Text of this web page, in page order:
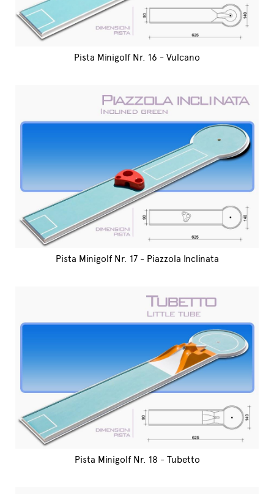
Pista Minigolf Nr. 16 - Vulcano
Pista Minigolf Nr. 17 - Piazzola Inclinata
Pista Minigolf Nr. 18 - Tubetto